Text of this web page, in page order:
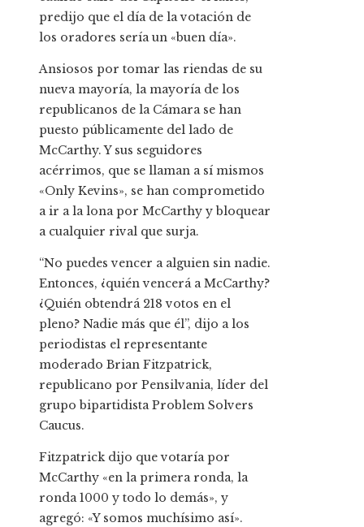
predijo que el día de la votación de
los oradores sería un «buen día».
Ansiosos por tomar las riendas de su
nueva mayoría, la mayoría de los
republicanos de la Cámara se han
puesto públicamente del lado de
McCarthy. Y sus seguidores
acérrimos, que se llaman a sí mismos
«Only Kevins», se han comprometido
a ir a la lona por McCarthy y bloquear
a cualquier rival que surja.
“No puedes vencer a alguien sin nadie.
Entonces, ¿quién vencerá a McCarthy?
¿Quién obtendrá 218 votos en el
pleno? Nadie más que él”, dijo a los
periodistas el representante
moderado Brian Fitzpatrick,
republicano por Pensilvania, líder del
grupo bipartidista Problem Solvers
Caucus.
Fitzpatrick dijo que votaría por
McCarthy «en la primera ronda, la
ronda 1000 y todo lo demás», y
agregó: «Y somos muchísimo así».